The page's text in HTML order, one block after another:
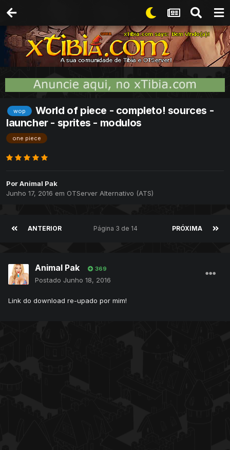
wop
World of piece - completo! sources -
launcher - sprites - modulos
one piece
PorAnimal Pak
Junho 17, 2016 em OTServer Alternativo (ATS)
ANTERIOR PRÓXIMA
Página 3 de 14
Animal Pak 369
Postado Junho 18, 2016
Link do download re-upado por mim!